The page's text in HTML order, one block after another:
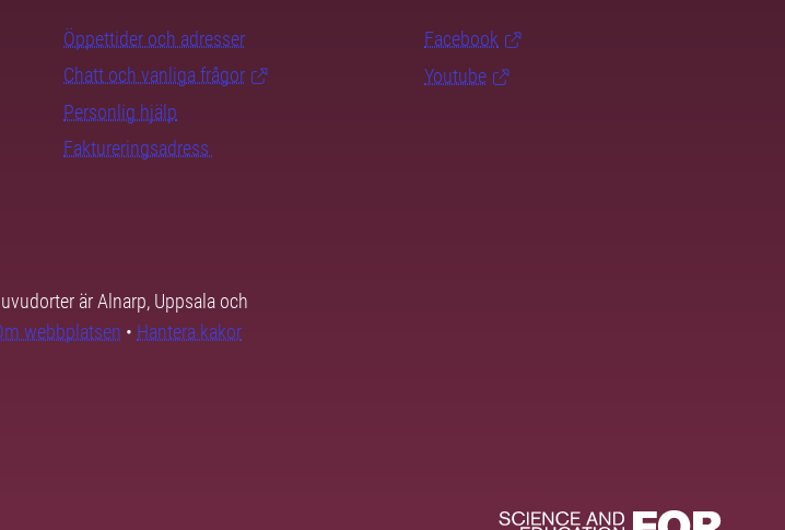
Öppettider och adresser
Chatt och vanliga frågor
Personlig hjälp
Faktureringsadress
Facebook
Youtube
är Alnarp, Uppsala och
webbplatsen • Hantera kakor